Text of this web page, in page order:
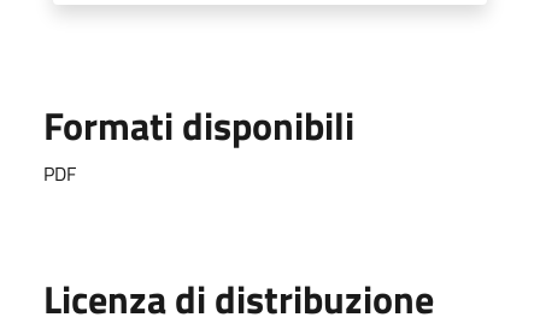
Formati disponibili
PDF
Licenza di distribuzione